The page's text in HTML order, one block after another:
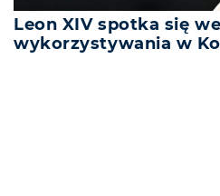
Leon XIV spotka się
wykorzystywania w